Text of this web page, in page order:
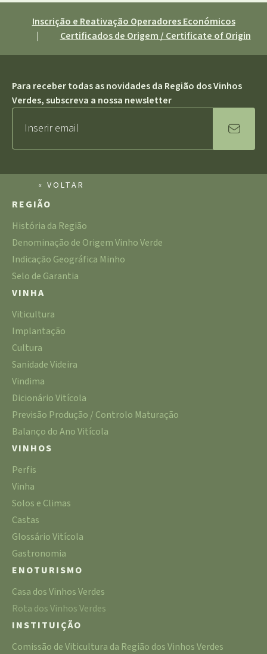
Inscrição e Reativação Operadores Económicos
|
Certificados de Origem / Certificate of Origin
Para receber todas as novidades da Região dos Vinhos
Verdes, subscreva a nossa newsletter
« VOLTAR
REGIÃO
História da Região
Denominação de Origem Vinho Verde
Indicação Geográfica Minho
Selo de Garantia
VINHA
Viticultura
Implantação
Cultura
Sanidade Videira
Vindima
Dicionário Vitícola
Previsão Produção / Controlo Maturação
Balanço do Ano Vitícola
VINHOS
Perfis
Vinha
Solos e Climas
Castas
Glossário Vitícola
Gastronomia
ENOTURISMO
Casa dos Vinhos Verdes
Rota dos Vinhos Verdes
INSTITUIÇÃO
Comissão de Viticultura da Região dos Vinhos Verdes